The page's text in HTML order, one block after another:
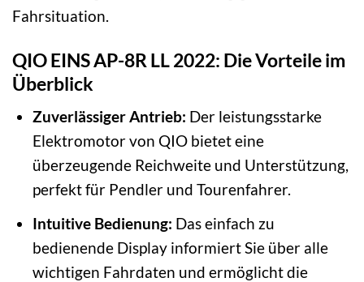
Fahrsituation.
QIO EINS AP-8R LL 2022: Die Vorteile im
Überblick
Zuverlässiger Antrieb: Der leistungsstarke
Elektromotor von QIO bietet eine
überzeugende Reichweite und Unterstützung,
perfekt für Pendler und Tourenfahrer.
Intuitive Bedienung: Das einfach zu
bedienende Display informiert Sie über alle
wichtigen Fahrdaten und ermöglicht die